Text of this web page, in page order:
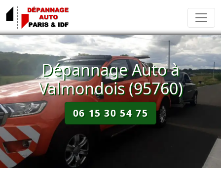
Dépannage Auto à
Valmondois (95760)
06 15 30 54 75